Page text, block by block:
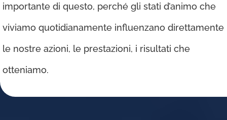
importante di questo, perché gli stati d’animo che
viviamo quotidianamente influenzano direttamente
le nostre azioni, le prestazioni, i risultati che
otteniamo.